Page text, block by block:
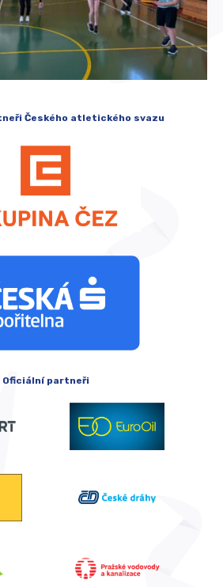
Českého atletického svazu
Oficiální partneři